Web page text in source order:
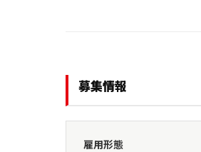
募集情報
雇用形態